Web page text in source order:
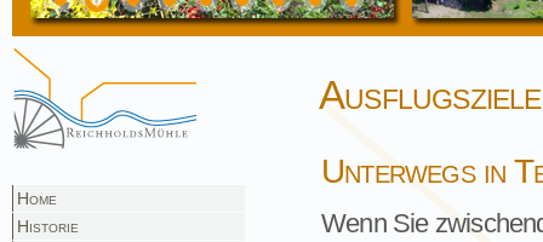
Home
Historie
Ausflugsziele
Unterwegs in
Wenn Sie